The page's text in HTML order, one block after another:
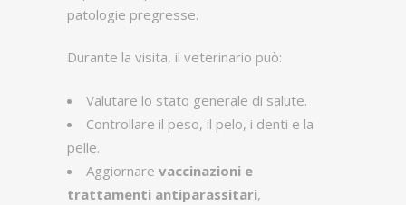
patologie pregresse.
Durante la visita, il veterinario può:
Valutare lo stato generale di salute.
Controllare il peso, il pelo, i denti e la
pelle.
Aggiornare vaccinazioni e
trattamenti antiparassitari,